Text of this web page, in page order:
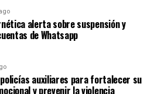
alerta sobre suspensión y
de Whatsapp
auxiliares para fortalecer su
y prevenir la violencia